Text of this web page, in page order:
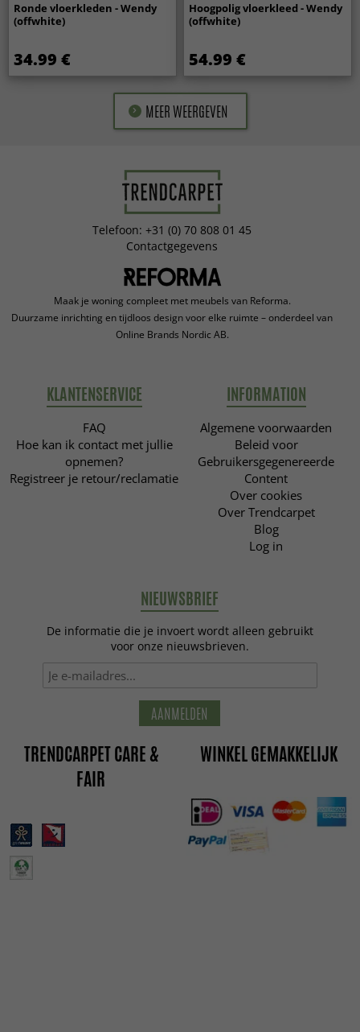
Ronde vloerkleden - Wendy
(offwhite)
34.99 €
Hoogpolig vloerkleed - Wendy
(offwhite)
54.99 €
MEER WEERGEVEN
Telefoon: +31 (0) 70 808 01 45
Contactgegevens
Maak je woning compleet met meubels van Reforma.
Duurzame inrichting en tijdloos design voor elke ruimte – onderdeel van
Online Brands Nordic AB.
KLANTENSERVICE
FAQ
Hoe kan ik contact met jullie
opnemen?
Registreer je retour/reclamatie
INFORMATION
Algemene voorwaarden
Beleid voor
Gebruikersgegenereerde
Content
Over cookies
Over Trendcarpet
Blog
Log in
NIEUWSBRIEF
De informatie die je invoert wordt alleen gebruikt
voor onze nieuwsbrieven.
AANMELDEN
TRENDCARPET CARE &
FAIR
WINKEL GEMAKKELIJK